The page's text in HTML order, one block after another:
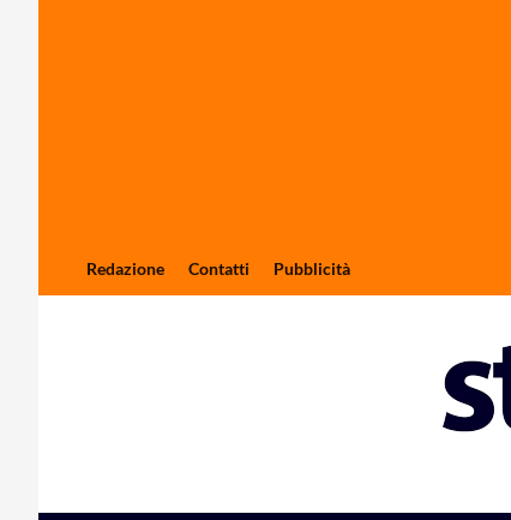
Redazione Contatti Pubblicità